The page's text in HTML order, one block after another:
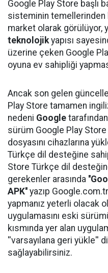
Google Play Store başlı
sisteminin temellerinden
market olarak görülüyor,
teknolojikyapısı
üzerine çeken Google
oyuna ev sahipliği
Ancak son gelen
Play Store tamamen
nedeni Google
sürüm Google Play Store
dosyasını cihazlarına
Türkçe dil desteğine
Store Türkçe dil
gerekenler arasında
APK'' yazıp
yapmanız yeterli olacak
uygulamasını eski
kısmında yer alan
''varsayılana geri yükle''
sağlayabilirsiniz.